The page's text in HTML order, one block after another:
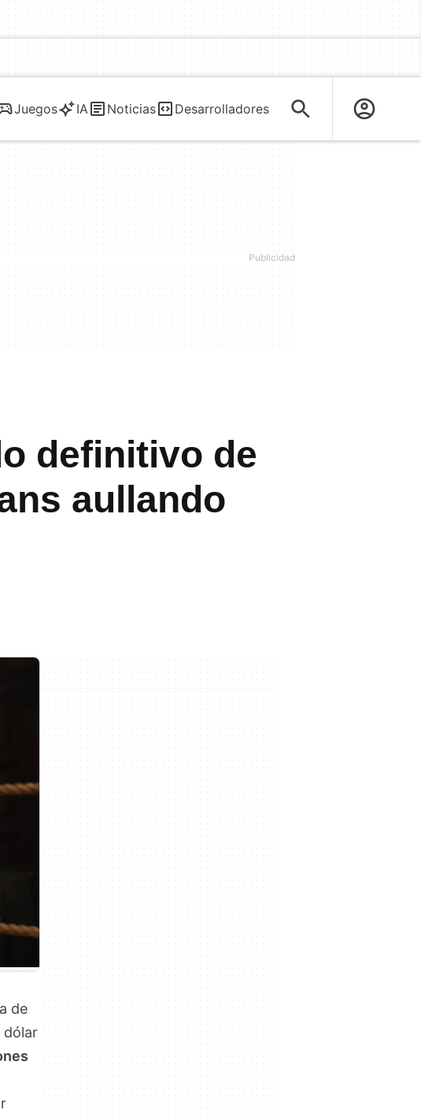
Juegos IA Noticias Desarrolladores
definitivo de
aullando
de
dólar